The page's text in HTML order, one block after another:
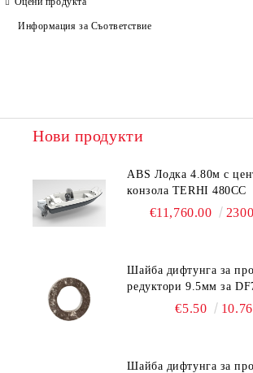
Ние ще се свържем с вас в рамките на
Информация за Съответствие
Нови продукти
ABS Лодка 4.80м с
конзола TERHI 480CC
€11,760.00
Шайба дифтунга за
редуктори 9.5мм за
DF150-DF350 Suzuki
€5.50
Шайба дифтунга за